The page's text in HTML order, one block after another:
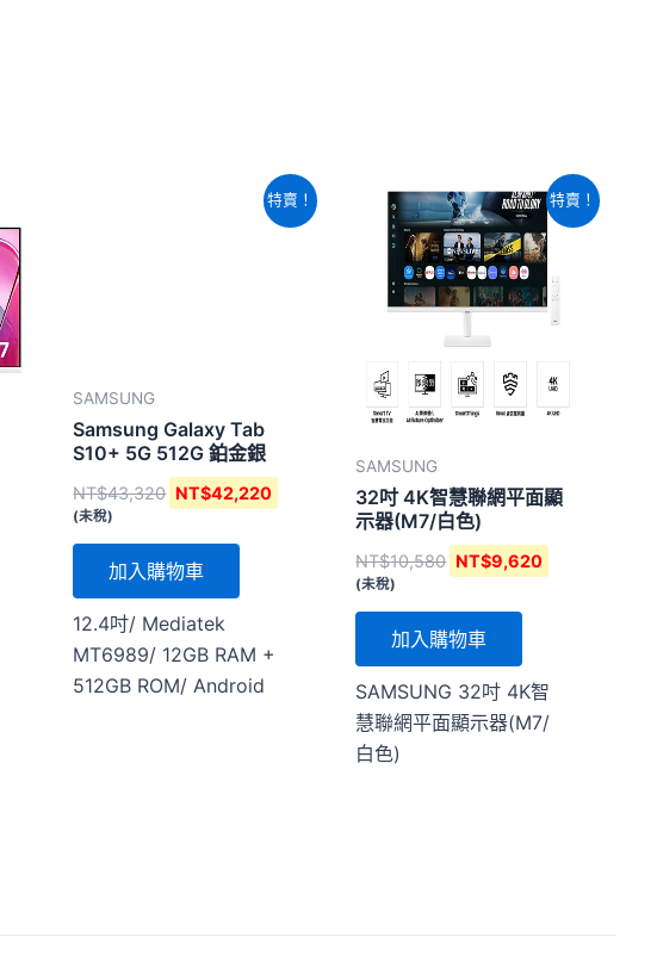
特賣！
SAMSUNG
Samsung Galaxy Tab
S10+ 5G 512G 鉑金銀
NT$43,320 NT$42,220
目
前
價
(未稅)
加入購物車
12.4吋/ Mediatek
MT6989/ 12GB RAM +
512GB ROM/ Android
特賣！
SAMSUNG
32吋 4K智慧聯網平面顯
示器(M7/白色)
NT$10,580
原
始
價
格：
NT$10,580。
NT$9,620
目
前
NT$9,620。
(未稅)
加入購物車
SAMSUNG 32吋 4K智
慧聯網平面顯示器(M7/
白色)